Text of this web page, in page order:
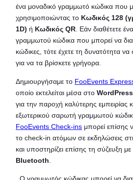
ένα μοναδικό γραμμωτό κώδικα που
χρησιμοποιώντας το Κωδικός 128
1D) ή Κωδικός QR . Εάν διαθέτετε
γραμμωτού κώδικα που μπορεί να
κώδικες, τότε έχετε τη δυνατότητα να
για να τα βρίσκετε γρήγορα.
Δημιουργήσαμε το FooEvents
οποίο εκτελείται μέσα στο WordPress
για την παροχή καλύτερης εμπειρίας
εξωτερικού σαρωτή γραμμωτού
FooEvents Check-ins μπορεί επίσης
το check-in ατόμων σε εκδηλώσεις
και υποστηρίζει επίσης τη σύζευξη με
Bluetooth